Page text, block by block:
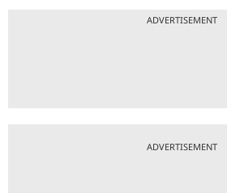
ADVERTISEMENT
ADVERTISEMENT